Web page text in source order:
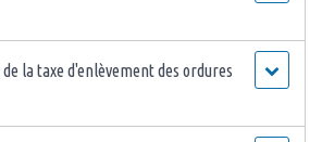
la taxe d'enlèvement des ordures